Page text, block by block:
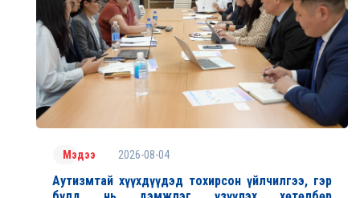
Мэдээ 2026-08-04
Аутизмтай хүүхдүүдэд тохирсон үйлчилгээ, гэр